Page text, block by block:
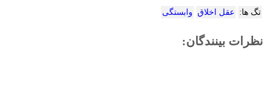
تگ ها: عقل اخلاق وابستگی
نظرات بینندگان: